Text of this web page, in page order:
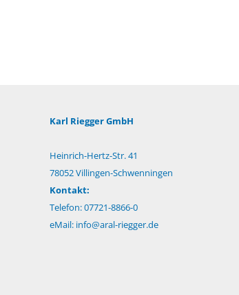
Karl Riegger GmbH
Heinrich-Hertz-Str. 41
78052 Villingen-Schwenningen
Kontakt:
Telefon: 07721-8866-0
eMail: info@aral-riegger.de